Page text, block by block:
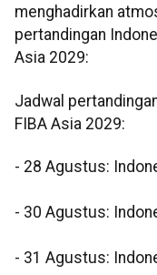
menghadirkan
pertandingan
Asia 2029:
Jadwal
FIBA Asia 2029:
- 28 Agustus:
- 30 Agustus:
- 31 Agustus: